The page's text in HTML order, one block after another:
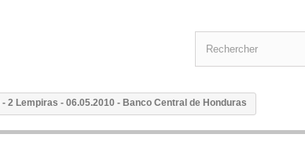
2 Lempiras - 06.05.2010 - Banco Central de Honduras